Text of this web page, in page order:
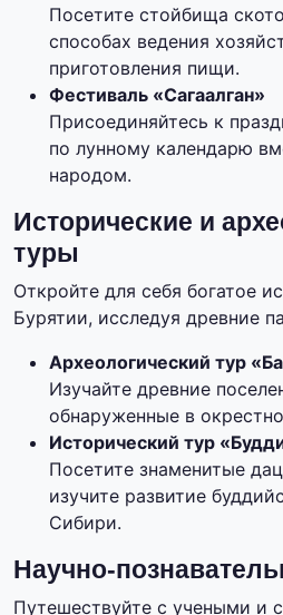
Посетите стойбища
способах ведения
приготовления пищи.
Фестиваль «Сагаалган»
Присоединяйтесь к
по лунному календарю
народом.
Исторические и
туры
Откройте для себя богатое
Бурятии, исследуя древние
Археологический тур
Изучайте древние
обнаруженные в
Исторический тур
Посетите знаменитые
изучите развитие
Сибири.
Научно-
Путешествуйте с учеными и